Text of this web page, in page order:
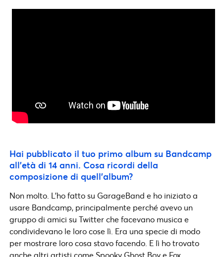
Hai pubblicato il tuo primo album su Bandcamp
all’età di 14 anni. Cosa ricordi della
composizione di quell’album?
Non molto. L’ho fatto su GarageBand e ho iniziato a
usare Bandcamp, principalmente perché avevo un
gruppo di amici su Twitter che facevano musica e
condividevano le loro cose lì. Era una specie di modo
per mostrare loro cosa stavo facendo. E lì ho trovato
anche altri artisti come Spooky Ghost Boy e Fox